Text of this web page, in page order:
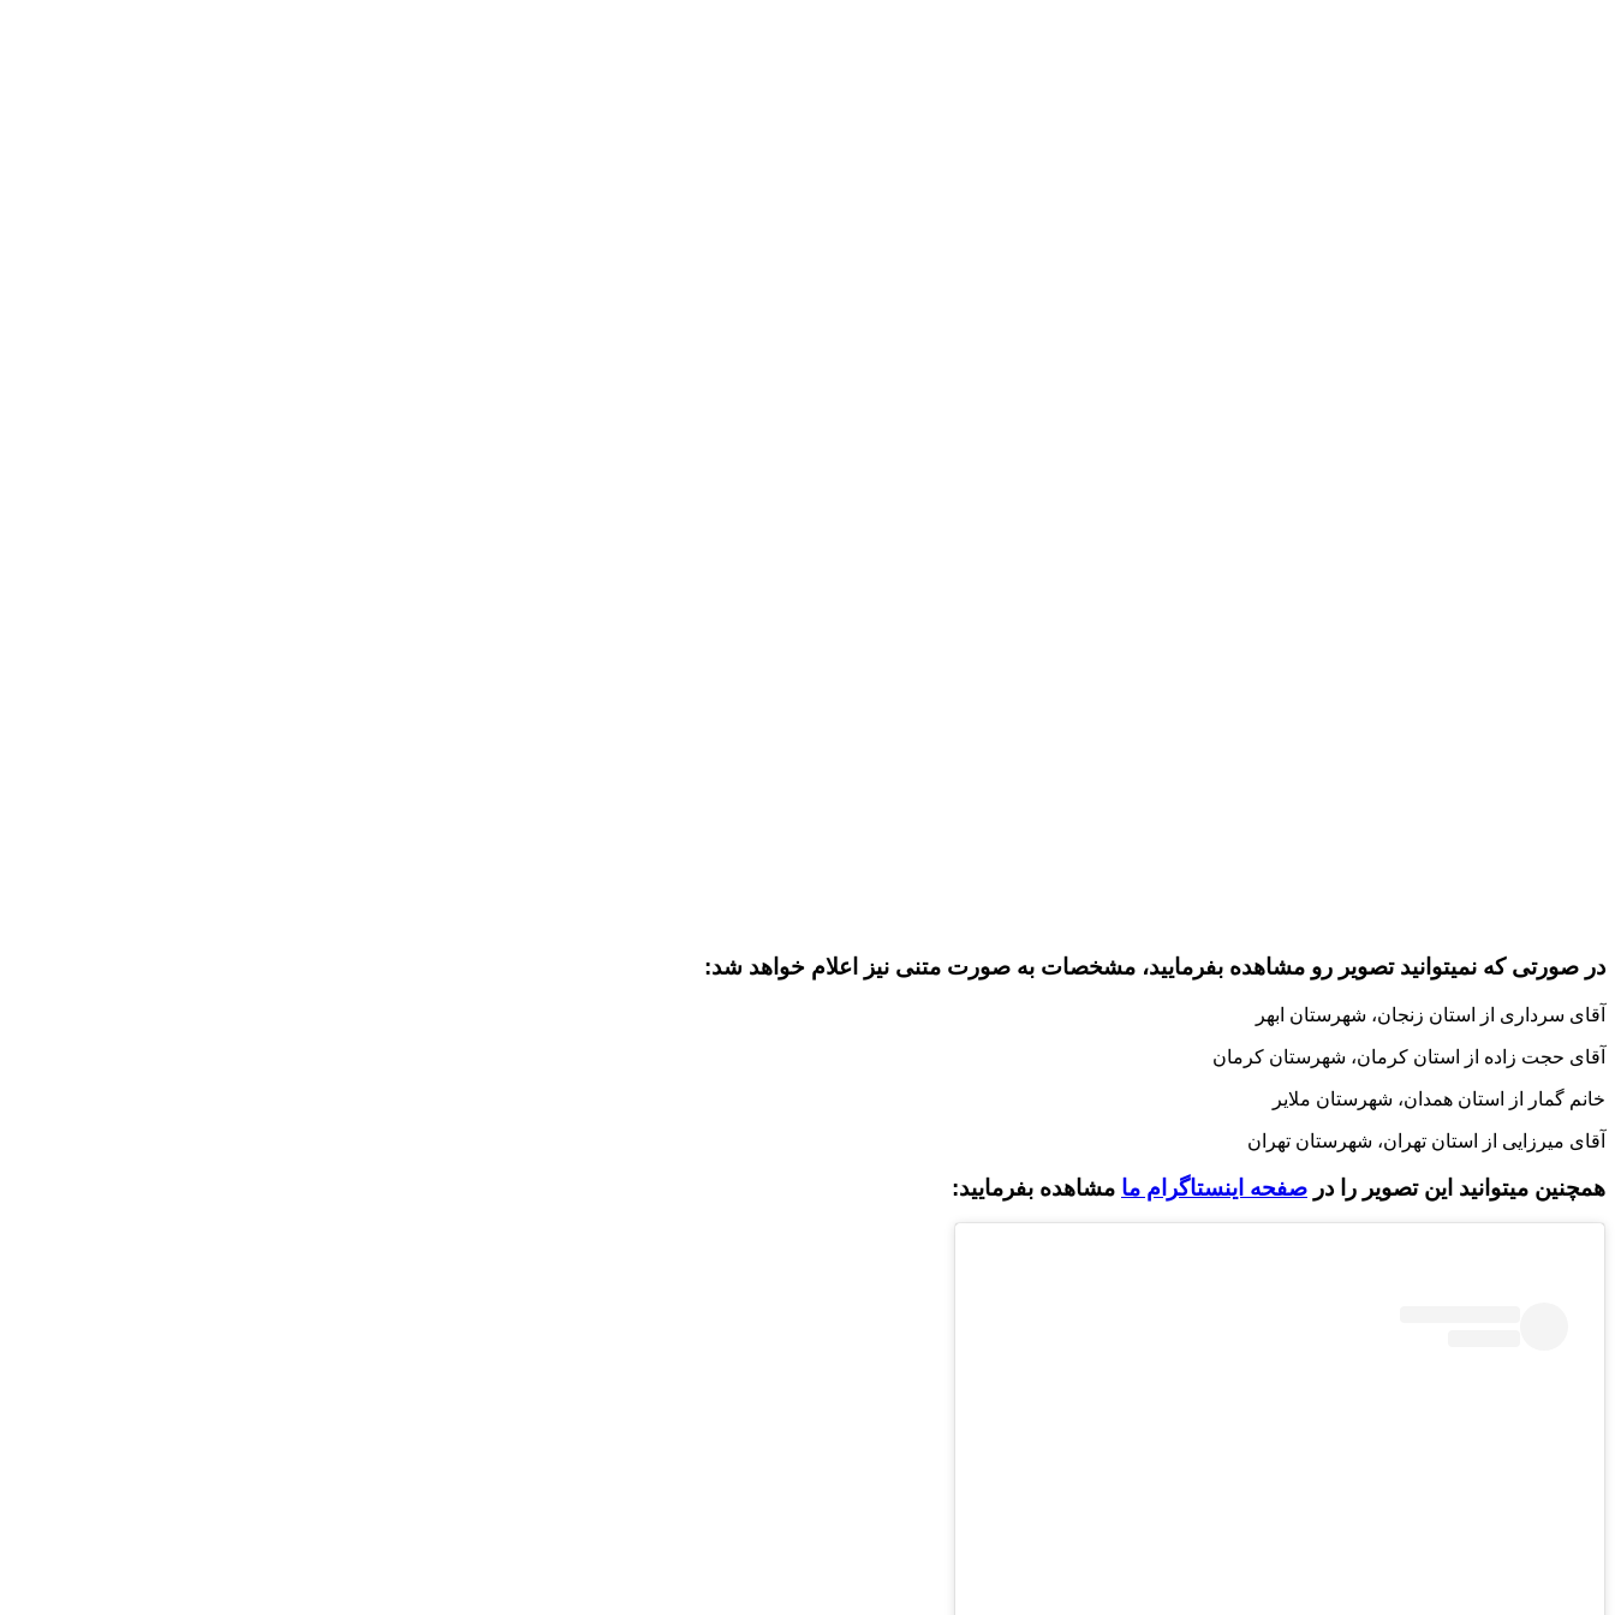
:در صورتی که نمیتوانید تصویر رو مشاهده بفرمایید، مشخصات به صورت متنی نیز اعلام خواهد شد
آقای سرداری از استان زنجان، شهرستان ابهر
آقای حجت زاده از استان کرمان، شهرستان کرمان
خانم گمار از استان همدان، شهرستان ملایر
آقای میرزایی از استان تهران، شهرستان تهران
:همچنین میتوانید این تصویر را در صفحه اینستاگرام ما مشاهده بفرمایید